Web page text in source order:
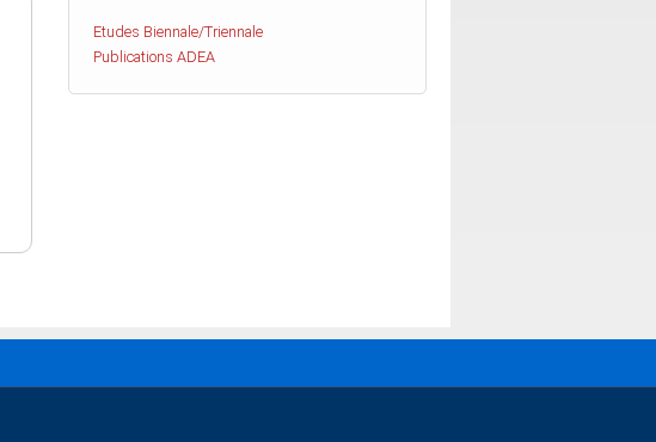
Etudes Biennale/Triennale
Publications ADEA